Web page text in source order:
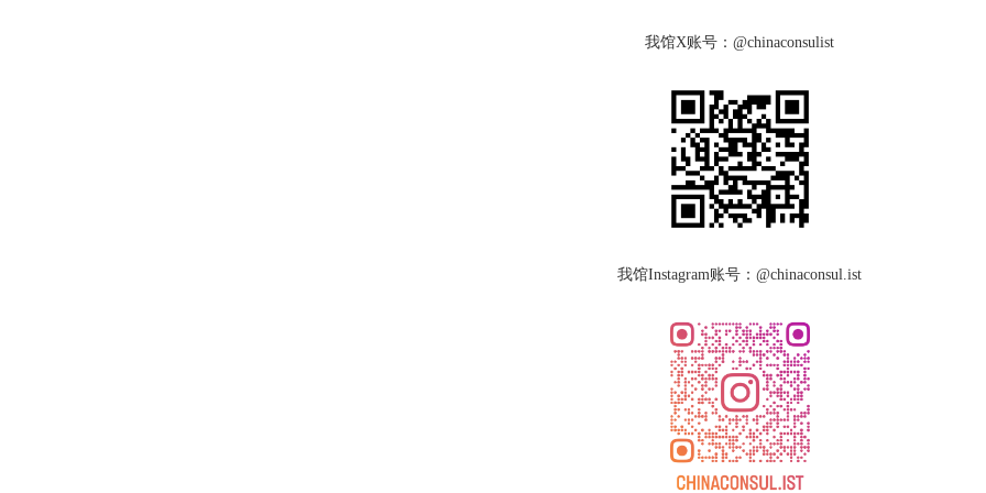
我馆X账号：@chinaconsulist
我馆Instagram账号：@chinaconsul.ist